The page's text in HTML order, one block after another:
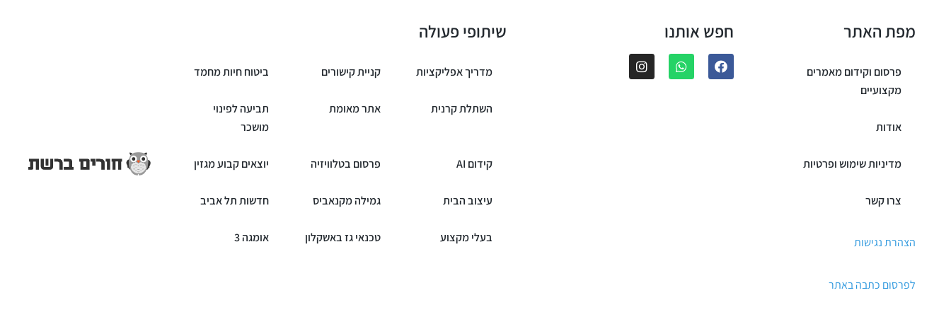
מפת האתר
פרסום וקידום מאמרים
מקצועיים
אודות
מדיניות שימוש ופרטיות
צרו קשר
הצהרת נגישות
לפרסום כתבה באתר
חפש אותנו שיתופי פעולה
מדריך אפליקציות קניית קישורים ביטוח חיות מחמד
השתלת קרנית אתר מאומת
תביעה לפינוי
מושכר
קידום AI פרסום בטלוויזיה יוצאים קבוע מגזין
עיצוב הבית גמילה מקנאביס חדשות תל אביב
בעלי מקצוע טכנאי גז באשקלון אומגה 3